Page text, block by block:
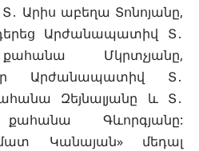
Տ․ Արիս աբեղա Տոնոյանը,
Արժանապատիվ Տ․
Մկրտչյանը,
Արժանապատիվ Տ․
Զեյնալյանը և Տ․
Գևորգյանը:
Կանայան» մեդալ